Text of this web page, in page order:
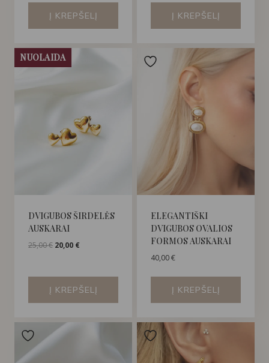
was:
35,00 €.
is:
30,00 €.
Į KREPŠELĮ Į KREPŠELĮ
NUOLAIDA
DVIGUBOS ŠIRDELĖS
AUSKARAI
25,00€ Original
25,00 €.
20,00 €
20,00 €.
Į KREPŠELĮ
ELEGANTIŠKI
DVIGUBOS OVALIOS
FORMOS AUSKARAI
40,00€
Į KREPŠELĮ